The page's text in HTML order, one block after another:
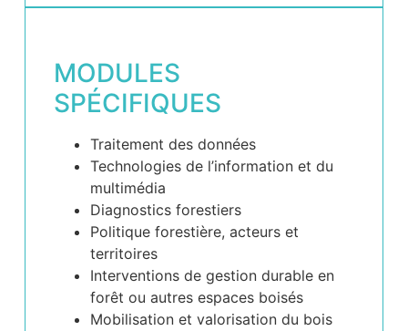
MODULES
SPÉCIFIQUES
Traitement des données
Technologies de l’information et du
multimédia
Diagnostics forestiers
Politique forestière, acteurs et
territoires
Interventions de gestion durable en
forêt ou autres espaces boisés
Mobilisation et valorisation du bois